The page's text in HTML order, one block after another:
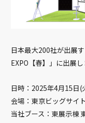
日本最大200社が出展
EXPO【春】」に出展し
日時：2025年4月15日
会場：東京ビッグサイト
当社ブース：東展示棟